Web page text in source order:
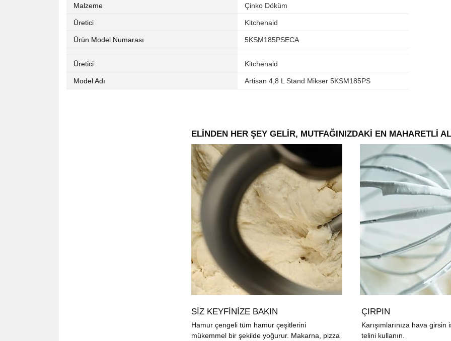
Malzeme ‎Çinko Döküm
Üretici ‎Kitchenaid
Ürün Model Numarası ‎5KSM185PSECA
Üretici ‎Kitchenaid
Model Adı ‎Artisan 4,8 L Stand Mikser 5KSM185PS
ELİNDEN HER ŞEY GELİR, MUTFAĞINIZDAKİ EN MAHARETLİ
SİZ KEYFİNİZE BAKIN
Hamur çengeli tüm hamur çeşitlerini
mükemmel bir şekilde yoğurur. Makarna, pizza
ÇIRPIN
Karışımlarınıza hava girsin
telini kullanın.